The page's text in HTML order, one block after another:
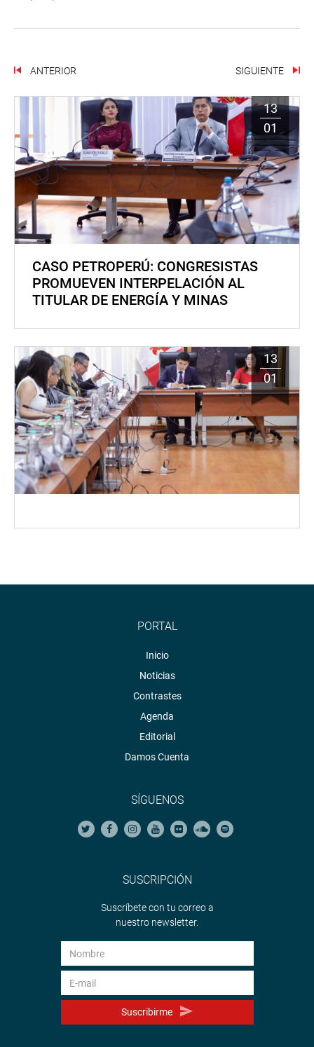
ANTERIOR SIGUIENTE
13
01
CASO PETROPERÚ: CONGRESISTAS
PROMUEVEN INTERPELACIÓN AL
TITULAR DE ENERGÍA Y MINAS
13
01
PORTAL
Inicio
Noticias
Contrastes
Agenda
Editorial
Damos Cuenta
SÍGUENOS
SUSCRIPCIÓN
Suscríbete con tu correo a
nuestro newsletter.
Suscribirme